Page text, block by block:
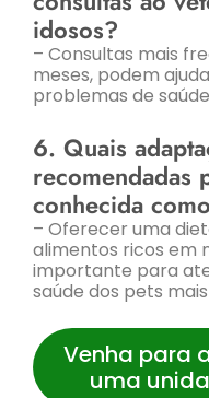
idosos?
– Consultas mais
meses, podem
problemas de
6. Quais
recomendadas
conhecida
– Oferecer uma
alimentos ricos em
importante para
saúde dos pets
Venha para
uma